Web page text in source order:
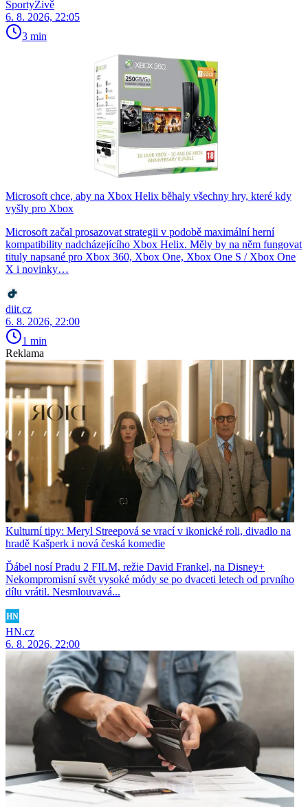
SportyŽivě
6. 8. 2026, 22:05
3 min
Microsoft chce, aby na Xbox Helix běhaly všechny hry, které kdy
vyšly pro Xbox
Microsoft začal prosazovat strategii v podobě maximální herní
kompatibility nadcházejícího Xbox Helix. Měly by na něm fungovat
tituly napsané pro Xbox 360, Xbox One, Xbox One S / Xbox One
X i novinky…
diit.cz
6. 8. 2026, 22:00
1 min
Reklama
Kulturní tipy: Meryl Streepová se vrací v ikonické roli, divadlo na
hradě Kašperk i nová česká komedie
Ďábel nosí Pradu 2 FILM, režie David Frankel, na Disney+
Nekompromisní svět vysoké módy se po dvaceti letech od prvního
dílu vrátil. Nesmlouvavá...
HN.cz
6. 8. 2026, 22:00